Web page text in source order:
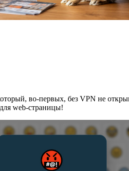
во-первых, без VPN не
web-страницы!